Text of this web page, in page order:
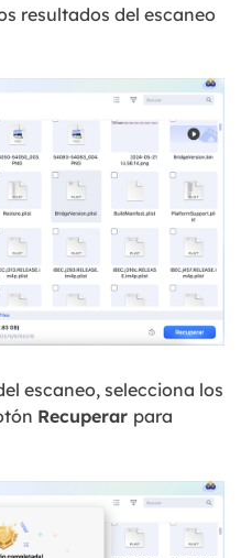
resultados del escaneo
escaneo, selecciona los
Recuperar para